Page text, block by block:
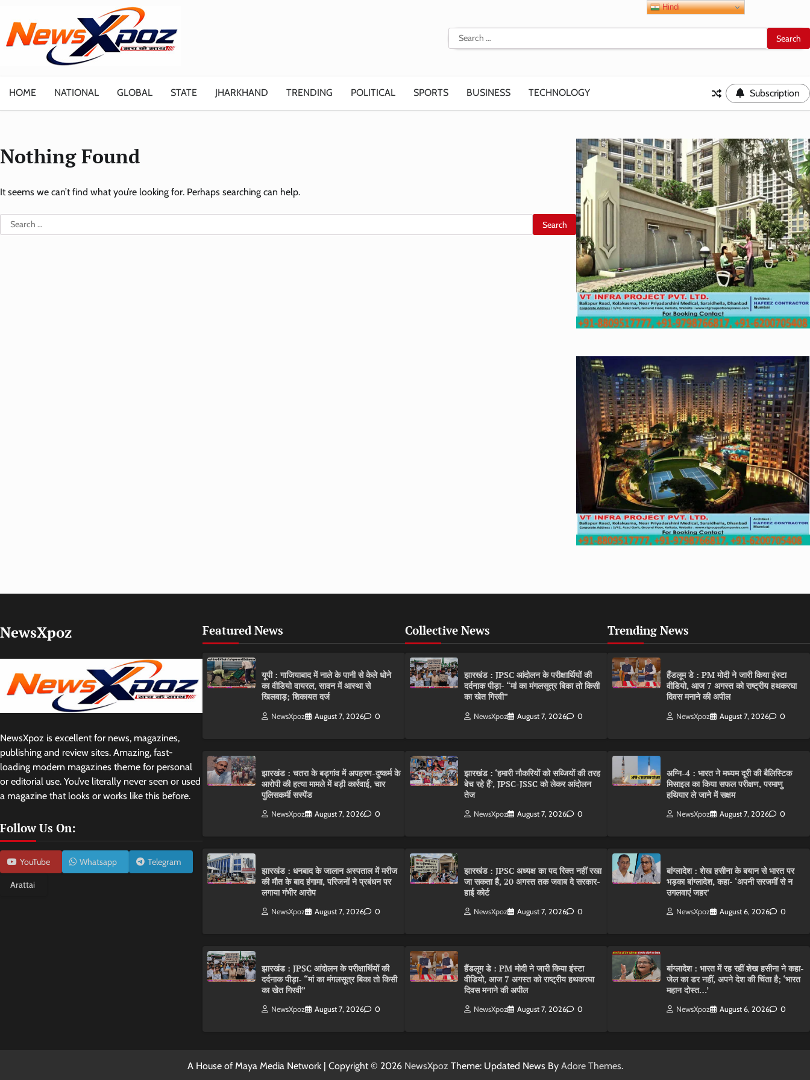
content
Search
for:
HOME NATIONAL GLOBAL STATE JHARKHAND TRENDING POLITICAL SPORTS BUSINESS TECHNOLOGY Subscription
Nothing Found
It seems we can’t find what you’re looking for. Perhaps searching can help.
Search
for:
NewsXpoz
NewsXpoz is excellent for news, magazines,
publishing and review sites. Amazing, fast-
loading modern magazines theme for personal
or editorial use. You’ve literally never seen or used
a magazine that looks or works like this before.
Follow Us On:
YouTube Whatsapp Telegram
Arattai
Featured News
यूपी : गाजियाबाद में नाले के पानी से केले धोने
का वीडियो वायरल, सावन में आस्था से
खिलवाड़; शिकायत दर्ज
NewsXpoz August 7, 2026 0
झारखंड : चतरा के बड़गांव में अपहरण-दुष्कर्म के
आरोपी की हत्या मामले में बड़ी कार्रवाई, चार
पुलिसकर्मी सस्पेंड
NewsXpoz August 7, 2026 0
झारखंड : धनबाद के जालान अस्पताल में मरीज
की मौत के बाद हंगामा, परिजनों ने प्रबंधन पर
लगाया गंभीर आरोप
NewsXpoz August 7, 2026 0
झारखंड : JPSC आंदोलन के परीक्षार्थियों की
दर्दनाक पीड़ा- “मां का मंगलसूत्र बिका तो किसी
का खेत गिरवी”
NewsXpoz August 7, 2026 0
Collective News
झारखंड : JPSC आंदोलन के परीक्षार्थियों की
दर्दनाक पीड़ा- “मां का मंगलसूत्र बिका तो किसी
का खेत गिरवी”
NewsXpoz August 7, 2026 0
झारखंड : ‘हमारी नौकरियों को सब्जियों की तरह
बेच रहे हैं’, JPSC-JSSC को लेकर आंदोलन
तेज
NewsXpoz August 7, 2026 0
झारखंड : JPSC अध्यक्ष का पद रिक्त नहीं रखा
जा सकता है, 20 अगस्त तक जवाब दे सरकार-
हाई कोर्ट
NewsXpoz August 7, 2026 0
हैंडलूम डे : PM मोदी ने जारी किया इंस्टा
वीडियो, आज 7 अगस्त को राष्ट्रीय हथकरघा
दिवस मनाने की अपील
NewsXpoz August 7, 2026 0
Trending News
हैंडलूम डे : PM मोदी ने जारी किया इंस्टा
वीडियो, आज 7 अगस्त को राष्ट्रीय हथकरघा
दिवस मनाने की अपील
NewsXpoz August 7, 2026 0
अग्नि-4 : भारत ने मध्यम दूरी की बैलिस्टिक
मिसाइल का किया सफल परीक्षण, परमाणु
हथियार ले जाने में सक्षम
NewsXpoz August 7, 2026 0
बांग्लादेश : शेख हसीना के बयान से भारत पर
भड़का बांग्लादेश, कहा- ‘अपनी सरजमीं से न
उगलवाएं जहर’
NewsXpoz August 6, 2026 0
बांग्लादेश : भारत में रह रहीं शेख हसीना ने कहा-
जेल का डर नहीं, अपने देश की चिंता है; ‘भारत
महान दोस्त…’
NewsXpoz August 6, 2026 0
A House of Maya Media Network | Copyright © 2026 NewsXpoz Theme: Updated News By Adore Themes.
Hindi